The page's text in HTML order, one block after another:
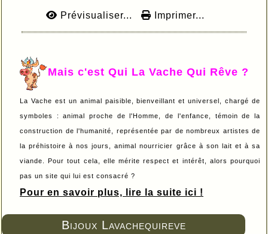
Bijoux Lavachequireve
Prévisualiser... Imprimer...
Mais c'est Qui La Vache Qui Rêve ?
La Vache est un animal paisible, bienveillant et universel, chargé de
symboles : animal proche de l'Homme, de l'enfance, témoin de la
construction de l'humanité, représentée par de nombreux artistes de
la préhistoire à nos jours, animal nourricier grâce à son lait et à sa
viande. Pour tout cela, elle mérite respect et intérêt, alors pourquoi
pas un site qui lui est consacré ?
Pour en savoir plus, lire la suite ici !